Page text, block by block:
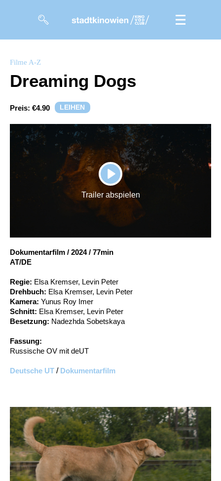
Magazin
Kuratierungen
So geht’s
Filmpakete
Gutscheine
& Filmpässe
Filme A-Z
Dreaming Dogs
Preis: €4.90 LEIHEN
PLAY
Trailer abspielen
Dokumentarfilm / 2024 / 77min
AT/DE
Regie: Elsa Kremser, Levin Peter
Drehbuch: Elsa Kremser, Levin Peter
Kamera: Yunus Roy Imer
Schnitt: Elsa Kremser, Levin Peter
Besetzung: Nadezhda Sobetskaya
Fassung:
Russische OV mit deUT
Deutsche UT / Dokumentarfilm